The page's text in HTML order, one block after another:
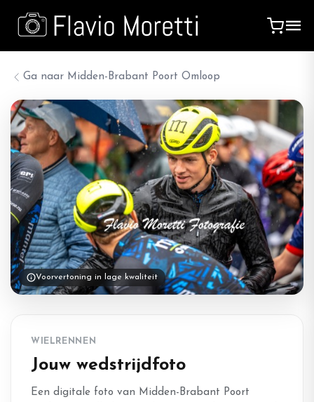
Ga naar Midden-Brabant Poort Omloop
Voorvertoning in lage kwaliteit
WIELRENNEN
Jouw wedstrijdfoto
Een digitale foto van Midden-Brabant Poort